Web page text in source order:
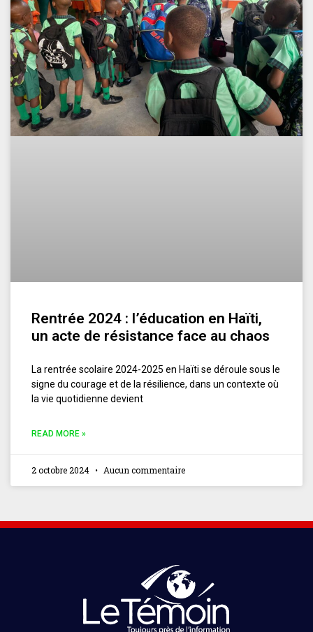
Rentrée 2024 : l’éducation en Haïti,
un acte de résistance face au chaos
La rentrée scolaire 2024-2025 en Haïti se déroule sous le
signe du courage et de la résilience, dans un contexte où
la vie quotidienne devient
READ MORE »
2 octobre 2024 Aucun commentaire